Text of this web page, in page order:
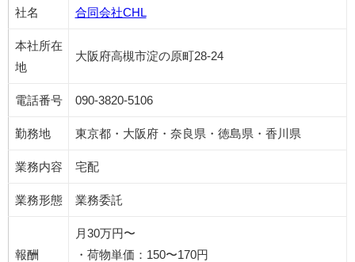
社名 合同会社CHL
本社所在
地
大阪府高槻市淀の原町28-24
電話番号 090-3820-5106
勤務地 東京都・大阪府・奈良県・徳島県・香川県
業務内容 宅配
業務形態 業務委託
報酬
月30万円〜
・荷物単価：150〜170円